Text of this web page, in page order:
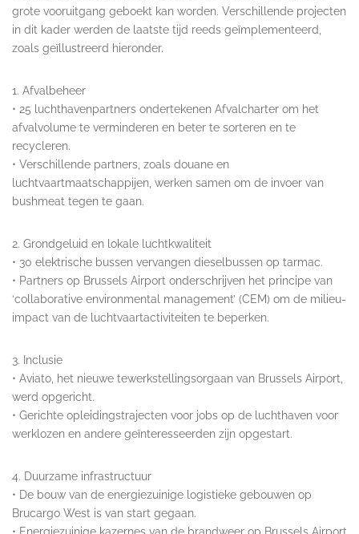
grote vooruitgang geboekt kan worden. Verschillende projecten
in dit kader werden de laatste tijd reeds geïmplementeerd,
zoals geïllustreerd hieronder.
1. Afvalbeheer
• 25 luchthavenpartners ondertekenen Afvalcharter om het
afvalvolume te verminderen en beter te sorteren en te
recycleren.
• Verschillende partners, zoals douane en
luchtvaartmaatschappijen, werken samen om de invoer van
bushmeat tegen te gaan.
2. Grondgeluid en lokale luchtkwaliteit
• 30 elektrische bussen vervangen dieselbussen op tarmac.
• Partners op Brussels Airport onderschrijven het principe van
‘collaborative environmental management’ (CEM) om de milieu-
impact van de luchtvaartactiviteiten te beperken.
3. Inclusie
• Aviato, het nieuwe tewerkstellingsorgaan van Brussels Airport,
werd opgericht.
• Gerichte opleidingstrajecten voor jobs op de luchthaven voor
werklozen en andere geïnteresseerden zijn opgestart.
4. Duurzame infrastructuur
• De bouw van de energiezuinige logistieke gebouwen op
Brucargo West is van start gegaan.
• Energiezuinige kazernes van de brandweer op Brussels Airport